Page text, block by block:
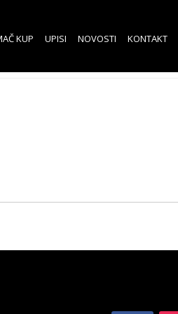
KUP UPISI NOVOSTI KONTAKT